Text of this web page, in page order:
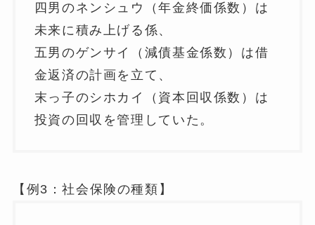
四男のネンシュウ（年金終価係数）は
未来に積み上げる係、
五男のゲンサイ（減債基金係数）は借
金返済の計画を立て、
末っ子のシホカイ（資本回収係数）は
投資の回収を管理していた。
【例3：社会保険の種類】